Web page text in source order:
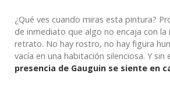
¿Qué ves cuando miras esta pintura?
de inmediato que algo no encaja con la
retrato. No hay rostro, no hay figura
vacía en una habitación silenciosa. Y sin
presencia de Gauguin se siente en